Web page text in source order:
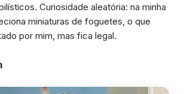
Curiosidade aleatória: na minha
miniaturas de foguetes, o que
por mim, mas fica legal.